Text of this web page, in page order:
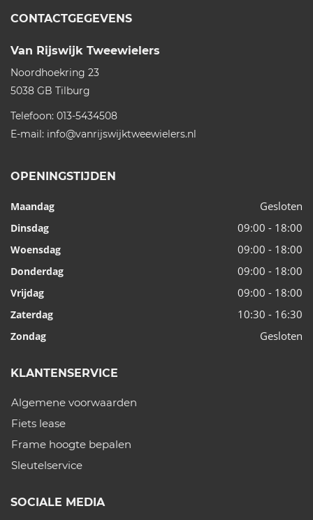
CONTACTGEGEVENS
Van Rijswijk Tweewielers
Noordhoekring 23
5038 GB Tilburg
Telefoon: 013-5434508
E-mail: info@vanrijswijktweewielers.nl
OPENINGSTIJDEN
Maandag Gesloten
Dinsdag 09:00 - 18:00
Woensdag 09:00 - 18:00
Donderdag 09:00 - 18:00
Vrijdag 09:00 - 18:00
Zaterdag 10:30 - 16:30
Zondag Gesloten
KLANTENSERVICE
Algemene voorwaarden
Fiets lease
Frame hoogte bepalen
Sleutelservice
SOCIALE MEDIA